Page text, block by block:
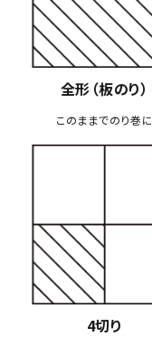
全形（板のり）
このままでのり巻に
4切り